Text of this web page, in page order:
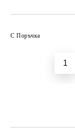
С Поръчка